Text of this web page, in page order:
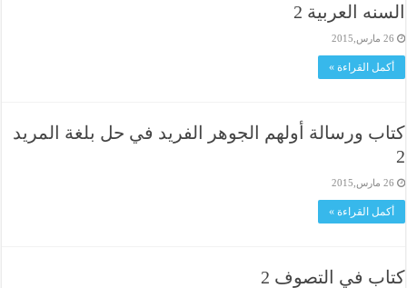
السنه العربية 2
26 مارس,2015
أكمل القراءة »
كتاب ورسالة أولهم الجوهر الفريد في حل بلغة المريد
2
26 مارس,2015
أكمل القراءة »
كتاب في التصوف 2